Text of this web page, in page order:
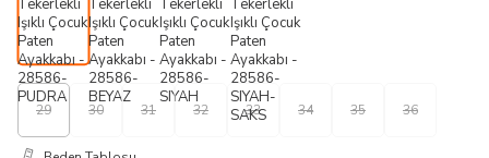
29 30 31 32 33 34 35 36